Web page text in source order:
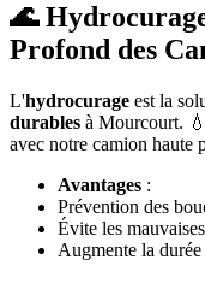
🌊
Profond des
L'hydrocurage est la
durables à Mourcourt.
avec notre camion haute
Avantages :
Prévention des
Évite les
Augmente la